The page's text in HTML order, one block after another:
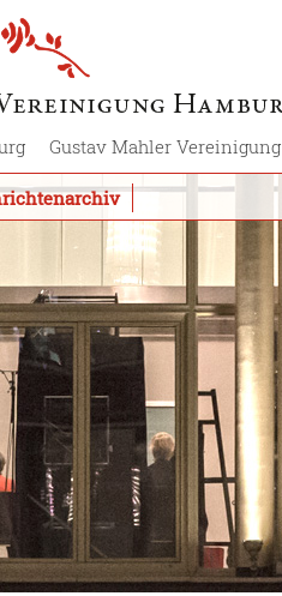
Gustav Mahler Vereinigung